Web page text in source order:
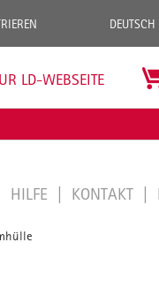
DEUTSCH
LD-WEBSEITE
HILFE KONTAKT